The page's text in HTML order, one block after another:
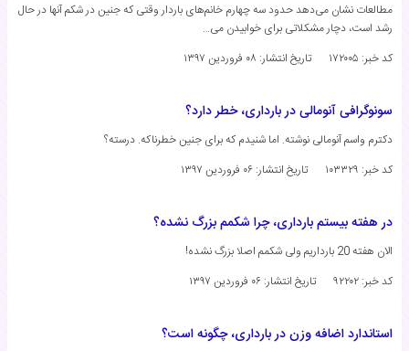
مطالعات نشان می‌دهد حدود سه چهارم خانم‌های باردار وقتی که جنین در شکم آنها در حال
رشد است، دچار مشکلاتی برای خوابیدن می…
کد خبر: ۱۷۲۰۰۵
تاریخ انتشار: ۰۸ فروردین ۱۳۹۷
سونوگرافی آنومالی در بارداری، خطر دارد؟
دکترم واسم آنومالی نوشته. اما شنیدم که برای جنین خطرناکه. درسته؟
کد خبر: ۱۰۳۳۲۹
تاریخ انتشار: ۰۶ فروردین ۱۳۹۷
در هفته بیستم بارداری، چرا شکمم بزرگ نشده؟
الان هفته 20 بارداریم ولی شکمم اصلا بزرگ نشده!
کد خبر: ۹۲۲۰۲
تاریخ انتشار: ۰۶ فروردین ۱۳۹۷
استاندارد اضافه وزن در بارداری، چگونه است؟